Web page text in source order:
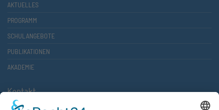
AKTUELLES
PROGRAMM
SCHULANGEBOTE
PUBLIKATIONEN
AKADEMIE
Kontakt